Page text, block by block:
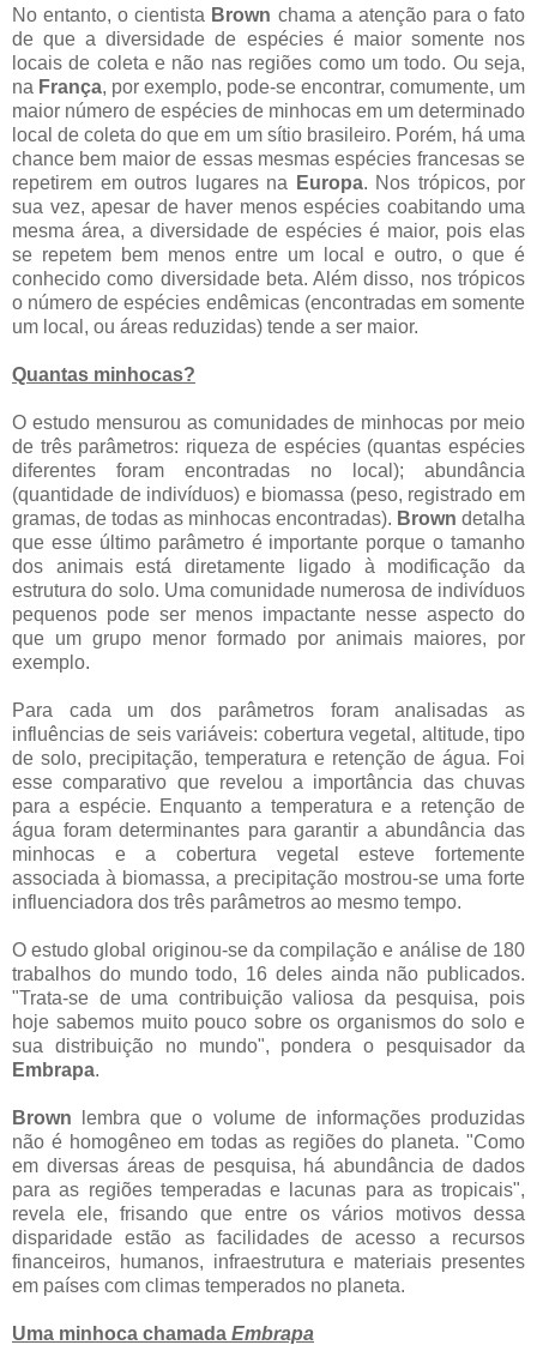
No entanto, o cientista Brown chama a atenção para o fato
de que a diversidade de espécies é maior somente nos
locais de coleta e não nas regiões como um todo. Ou seja,
na França, por exemplo, pode-se encontrar, comumente, um
maior número de espécies de minhocas em um determinado
local de coleta do que em um sítio brasileiro. Porém, há uma
chance bem maior de essas mesmas espécies francesas se
repetirem em outros lugares na
Europa. Nos trópicos, por
sua vez, apesar de haver menos espécies coabitando uma
mesma área, a diversidade de espécies é maior, pois elas
se repetem bem menos entre um local e outro, o que é
conhecido como diversidade beta. Além disso, nos trópicos
o número de espécies endêmicas (encontradas em somente
um local, ou áreas reduzidas) tende a ser maior.
Quantas minhocas?
O estudo mensurou as comunidades de minhocas por meio
de três parâmetros: riqueza de espécies (quantas espécies
diferentes foram encontradas no local); abundância
(quantidade de indivíduos) e biomassa (peso, registrado em
gramas, de todas as minhocas encontradas). Brown detalha
que esse último parâmetro é importante porque o tamanho
dos animais está diretamente ligado à modificação da
estrutura do solo. Uma comunidade numerosa de indivíduos
pequenos pode ser menos impactante nesse aspecto do
que um grupo menor formado por animais maiores, por
exemplo.
Para cada um dos parâmetros foram analisadas as
influências de seis variáveis: cobertura vegetal, altitude, tipo
de solo, precipitação, temperatura e retenção de água. Foi
esse comparativo que revelou a importância das chuvas
para a espécie. Enquanto a temperatura e a retenção de
água foram determinantes para garantir a abundância das
minhocas e a cobertura vegetal esteve fortemente
associada à biomassa, a precipitação mostrou-se uma forte
influenciadora dos três parâmetros ao mesmo tempo.
O estudo global originou-se da compilação e análise de 180
trabalhos do mundo todo, 16 deles ainda não publicados.
"Trata-se de uma contribuição valiosa da pesquisa, pois
hoje sabemos muito pouco sobre os organismos do solo e
sua distribuição no mundo", pondera o pesquisador da
Embrapa.
Brown lembra que o volume de informações produzidas
não é homogêneo em todas as regiões do planeta. "Como
em diversas áreas de pesquisa, há abundância de dados
para as regiões temperadas e lacunas para as tropicais",
revela ele, frisando que entre os vários motivos dessa
disparidade estão as facilidades de acesso a recursos
financeiros, humanos, infraestrutura e materiais presentes
em países com climas temperados no planeta.
Uma minhoca chamada Embrapa